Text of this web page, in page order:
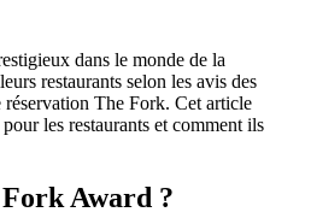
dans le monde de la
restaurants selon les avis des
The Fork. Cet article
les restaurants et comment ils
Award ?